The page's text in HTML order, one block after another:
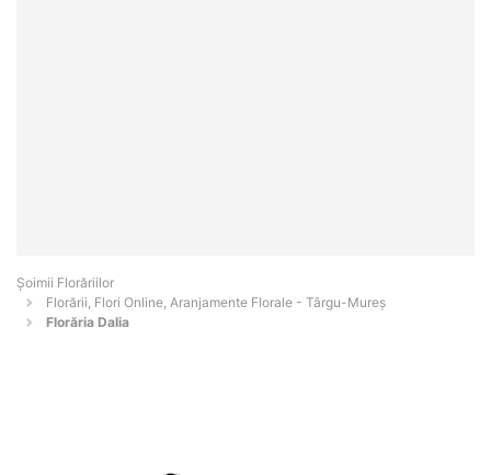
Șoimii Florăriilor
Florării, Flori Online, Aranjamente Florale - Târgu-Mureş
Florăria Dalia